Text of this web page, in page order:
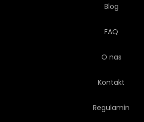
Blog
FAQ
O nas
Kontakt
Regulamin